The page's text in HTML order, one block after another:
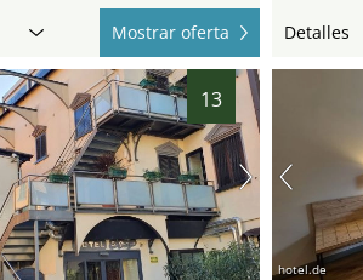
Mostrar oferta Detalles
13
hotel.de